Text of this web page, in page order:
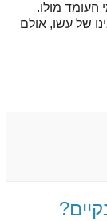
העומד מולו.
של עשו, אולם